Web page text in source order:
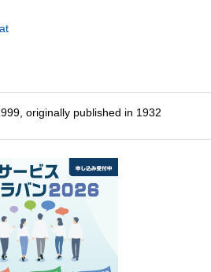
originally published in 1932